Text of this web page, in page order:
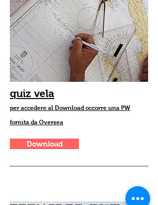
quiz vela
per accedere al Download occorre una PW
fornita da Oversea
Download